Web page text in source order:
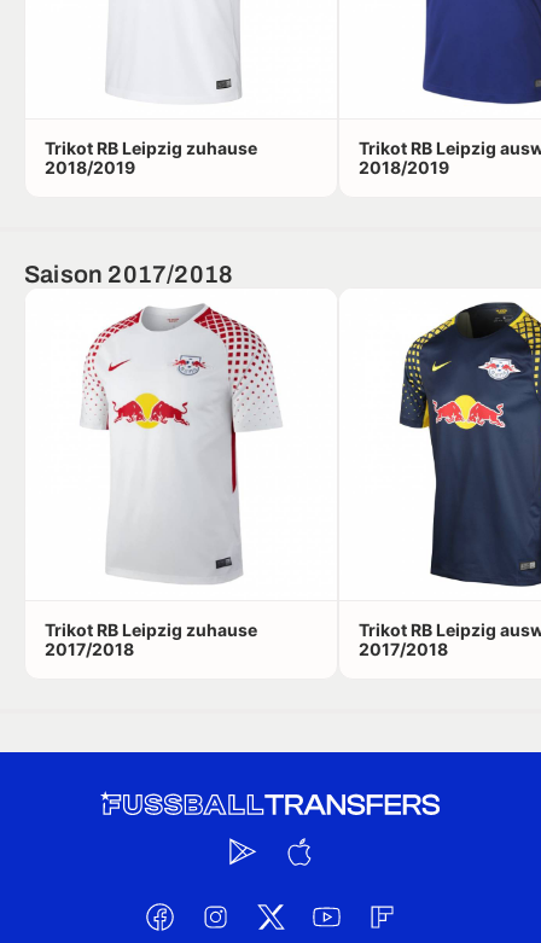
Trikot RB Leipzig zuhause
2018/2019
Trikot RB Leipzig
2018/2019
Saison 2017/2018
Trikot RB Leipzig zuhause
2017/2018
Trikot RB Leipzig
2017/2018